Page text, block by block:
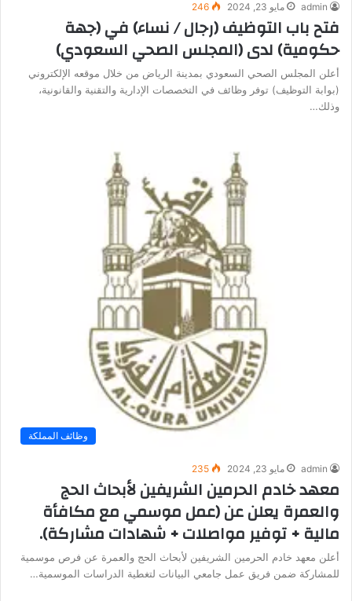
admin مايو 23, 2024 246
فتح باب التوظيف (رجال / نساء) في (جهة
حكومية) لدى (المجلس الصحي السعودي)
أعلن المجلس الصحي السعودي بمدينة الرياض من خلال موقعه الإلكتروني
(بوابة التوظيف) توفر وظائف في التخصصات الإدارية والتقنية والقانونية،
وذلك…
وظائف المملكة
admin مايو 23, 2024 235
معهد خادم الحرمين الشريفين لأبحاث الحج
والعمرة يعلن عن (عمل موسمي مع مكافأة
مالية + توفير مواصلات + شهادات مشاركة).
أعلن معهد خادم الحرمين الشريفين لأبحاث الحج والعمرة عن فرص موسمية
للمشاركة ضمن فريق عمل جامعي البيانات لتغطية الدراسات الموسمية…